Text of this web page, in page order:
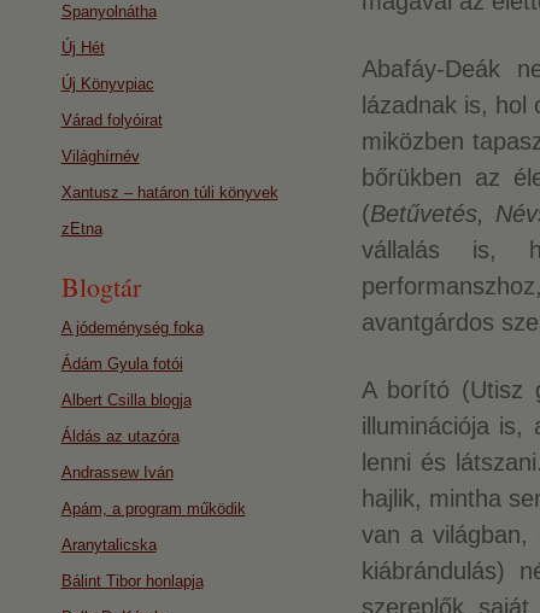
Abafáy-Deák
lázadnak is,
miközben
bőrükben az
(Betűvetés,
vállalás is,
avantgárdos
A borító (Utisz
illuminációja is,
lenni és
hajlik, mintha
van a világban,
kiábrándulás)
szereplők
Spanyolnátha
Új Hét
Új Könyvpiac
Várad folyóirat
Világhírnév
Xantusz – határon túli könyvek
zEtna
Blogtár
A jódeménység foka
Ádám Gyula fotói
Albert Csilla blogja
Áldás az utazóra
Andrassew Iván
Apám, a program működik
Aranytalicska
Bálint Tibor honlapja